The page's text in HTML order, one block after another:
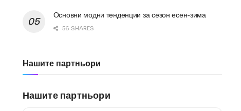
Основни модни тенденции за сезон есен-зима
56 SHARES
Нашите партньори
Нашите партньори